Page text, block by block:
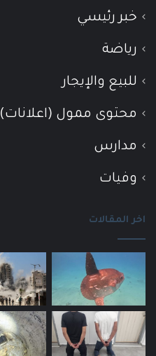
خبر رئيسي
رياضة
للبيع والإيجار
محتوى ممول (اعلانات)
مدارس
وفيات
اخر المقالات